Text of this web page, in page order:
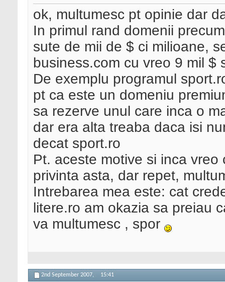
ok, multumesc pt opinie dar
In primul rand domenii
sute de mii de $ ci milioane,
business.com cu vreo 9 mil $
De exemplu programul
pt ca este un domeniu
sa rezerve unul care inca o
dar era alta treaba daca isi
decat sport.ro
Pt. aceste motive si inca
privinta asta, dar repet,
Intrebarea mea este: cat
litere.ro am okazia sa preiau
va multumesc , spor
2nd September 2007, 15:41